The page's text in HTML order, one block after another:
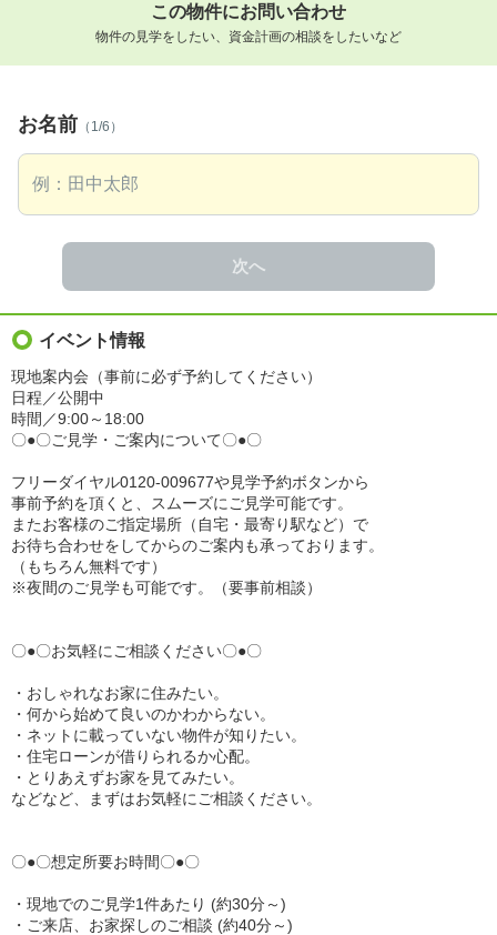
この物件にお問い合わせ
物件の見学をしたい、資金計画の相談をしたいなど
お名前 （1/6）
次へ
イベント情報
現地案内会（事前に必ず予約してください）
日程／公開中
時間／9:00～18:00
〇●〇ご見学・ご案内について〇●〇
フリーダイヤル0120-009677や見学予約ボタンから
事前予約を頂くと、スムーズにご見学可能です。
またお客様のご指定場所（自宅・最寄り駅など）で
お待ち合わせをしてからのご案内も承っております。
（もちろん無料です）
※夜間のご見学も可能です。（要事前相談）
〇●〇お気軽にご相談ください〇●〇
・おしゃれなお家に住みたい。
・何から始めて良いのかわからない。
・ネットに載っていない物件が知りたい。
・住宅ローンが借りられるか心配。
・とりあえずお家を見てみたい。
などなど、まずはお気軽にご相談ください。
〇●〇想定所要お時間〇●〇
・現地でのご見学1件あたり (約30分～)
・ご来店、お家探しのご相談 (約40分～)